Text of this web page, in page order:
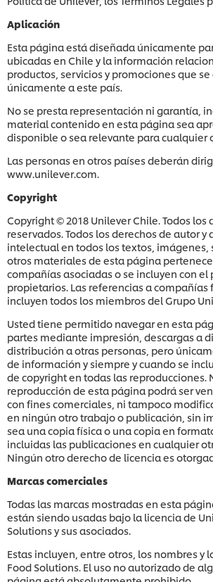
Aplicación
Esta página está diseñada únicamente
ubicadas en Chile y la información
productos, servicios y promociones que
únicamente a este país.
No se presta representación ni garantía,
material contenido en esta página sea
disponible o sea relevante para cualquier
Las personas en otros países deberán
www.unilever.com.
Copyright
Copyright © 2018 Unilever Chile. Todos los
reservados. Todos los derechos de autor y
intelectual en todos los textos, imágenes,
otros materiales de esta página
compañías asociadas o se incluyen con el
propietarios. Las referencias a compañías
incluyen todos los miembros del Grupo
Usted tiene permitido navegar en esta
partes mediante impresión, descargas a
distribución a otras personas, pero
de información y siempre y cuando se
de copyright en todas las reproducciones.
reproducción de esta página podrá ser
con fines comerciales, ni tampoco
en ningún otro trabajo o publicación, sin
sea una copia física o una copia en
incluidas las publicaciones en cualquier
Ningún otro derecho de licencia es
Marcas comerciales
Todas las marcas mostradas en esta
están siendo usadas bajo la licencia de
Solutions y sus asociados.
Estas incluyen, entre otros, los nombres y
Food Solutions. El uso no autorizado de